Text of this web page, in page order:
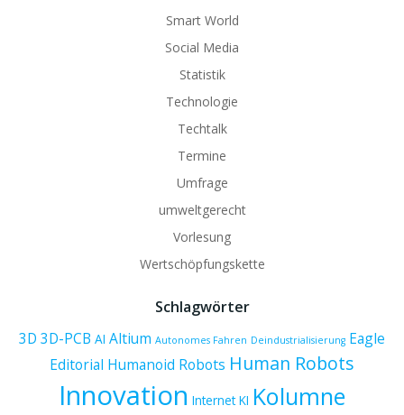
Smart World
Social Media
Statistik
Technologie
Techtalk
Termine
Umfrage
umweltgerecht
Vorlesung
Wertschöpfungskette
Schlagwörter
3D 3D-PCB AI Altium Autonomes Fahren Deindustrialisierung Eagle
Editorial Humanoid Robots Human Robots
Innovation Internet KI Kolumne